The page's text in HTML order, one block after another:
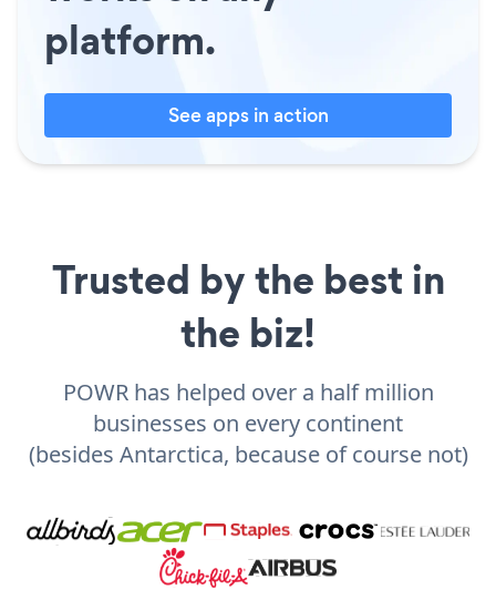
platform.
See apps in action
Trusted by the best in
the biz!
POWR has helped over a half million
businesses on every continent
(besides Antarctica, because of course not)